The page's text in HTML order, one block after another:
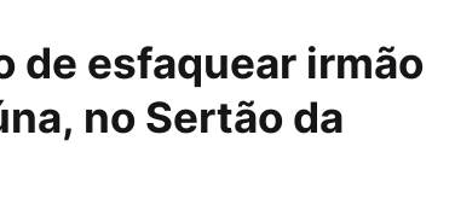
de esfaquear irmão
no Sertão da